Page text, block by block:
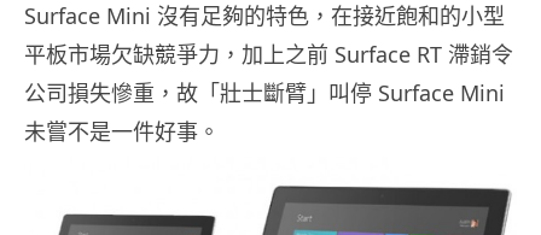
Surface Mini 沒有足夠的特色，在接近飽和的小型
平板市場欠缺競爭力，加上之前 Surface RT 滯銷令
公司損失慘重，故「壯士斷臂」叫停 Surface Mini
未嘗不是一件好事。